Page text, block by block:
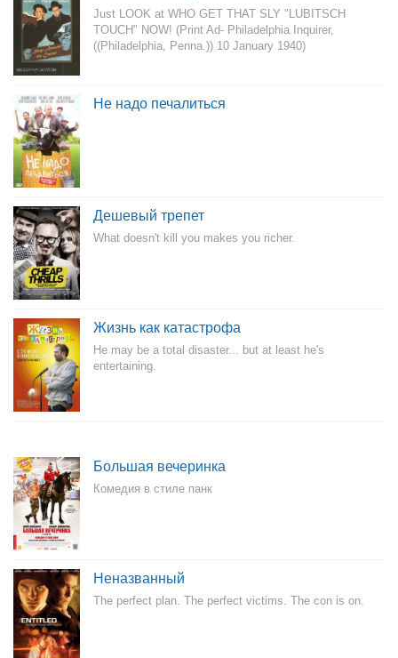
Just LOOK at WHO GET THAT SLY "LUBITSCH
TOUCH" NOW! (Print Ad- Philadelphia Inquirer,
((Philadelphia, Penna.)) 10 January 1940)
Не надо печалиться
Дешевый трепет
What doesn't kill you makes you richer.
Жизнь как катастрофа
He may be a total disaster... but at least he's
entertaining.
Большая вечеринка
Комедия в стиле панк
Неназванный
The perfect plan. The perfect victims. The con is on.